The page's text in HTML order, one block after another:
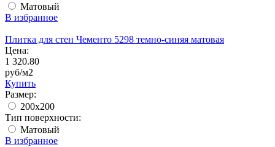
Матовый
В избранное
Плитка для стен Чементо 5298 темно-синяя матовая
Цена:
1 320.80
руб/м2
Купить
Размер:
200x200
Тип поверхности:
Матовый
В избранное